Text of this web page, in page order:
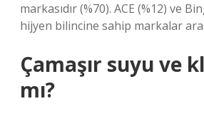
markasıdır (%70). ACE (%12) ve
hijyen bilincine sahip markalar
Çamaşır suyu ve
mı?